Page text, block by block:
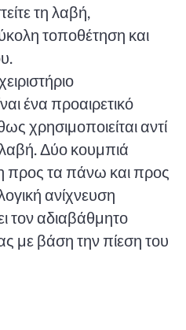
τη λαβή,
τοποθέτηση και
ένα προαιρετικό
χρησιμοποιείται αντί
Δύο κουμπιά
προς τα πάνω και προς
ανίχνευση
τον αδιαβάθμητο
με βάση την πίεση του